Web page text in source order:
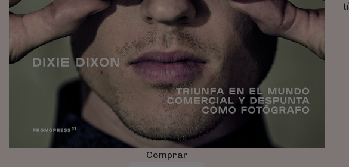
Comprar